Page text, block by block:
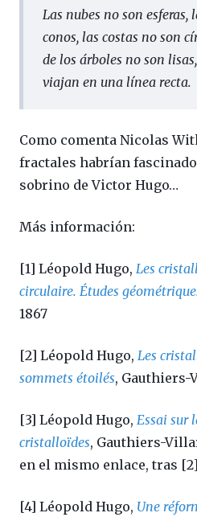
Las nubes no son
conos, las costas no son
de los árboles no son
viajan en una línea recta.
Como comenta Nicolas
fractales habrían
sobrino de Victor Hugo…
Más información:
[1] Léopold Hugo, Les
circulaire. Études
1867
[2] Léopold Hugo, Les
sommets étoilés, Gauthiers-
[3] Léopold Hugo, Essai sur
cristalloïdes, Gauthiers-
en el mismo enlace, tras
[4] Léopold Hugo, Une